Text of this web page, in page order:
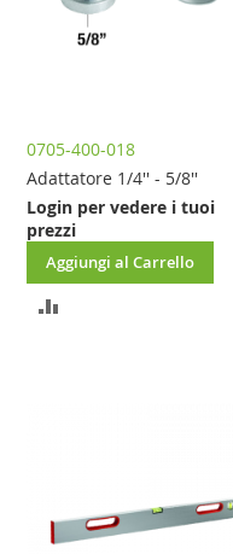
0705-400-018
Adattatore 1/4'' - 5/8''
Login per vedere i tuoi
prezzi
Aggiungi al Carrello
AGGIUNGI